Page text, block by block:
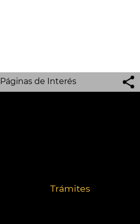
Páginas de Interés
Trámites